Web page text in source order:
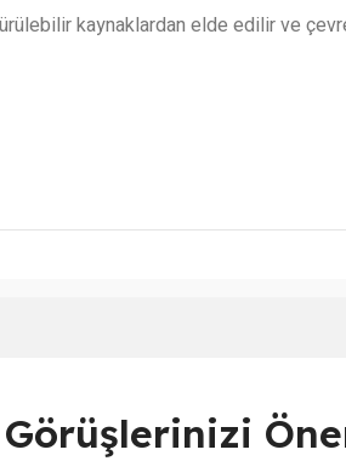
kaynaklardan elde edilir ve